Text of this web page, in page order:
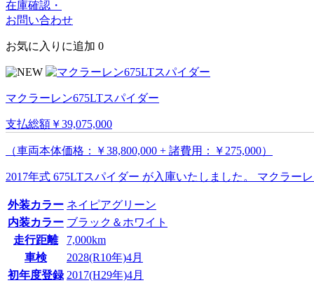
在庫確認・
お問い合わせ
お気に入りに追加 0
マクラーレン675LTスパイダー
支払総額 ￥39,075,000
（車両本体価格：￥38,800,000 + 諸費用：￥275,000）
2017年式 675LTスパイダー が入庫いたしました。 マクラー
外装カラー ネイピアグリーン
内装カラー ブラック＆ホワイト
走行距離
7,000km
車検
2028(R10年)4月
初年度登録 2017(H29年)4月